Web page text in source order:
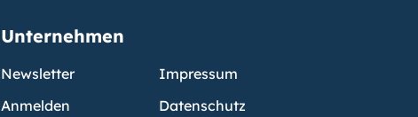
Unternehmen
Newsletter
Anmelden
Impressum
Datenschutz